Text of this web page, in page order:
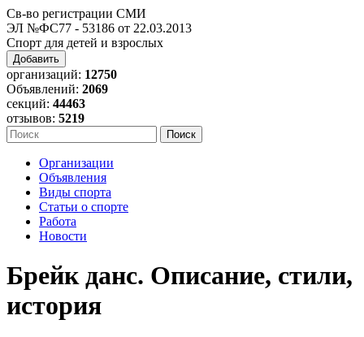
Св-во регистрации СМИ
ЭЛ №ФС77 - 53186 от 22.03.2013
Спорт для детей и взрослых
Добавить
организаций: 12750
Объявлений: 2069
секций: 44463
отзывов: 5219
Организации
Объявления
Виды спорта
Статьи о спорте
Работа
Новости
Брейк данс. Описание, стили,
история